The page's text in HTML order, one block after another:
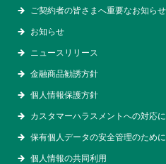
ご契約者の皆さまへ重要なお知らせ
お知らせ
ニュースリリース
金融商品勧誘方針
個人情報保護方針
カスタマーハラスメントへの対応
保有個人データの安全管理のため
個人情報の共同利用